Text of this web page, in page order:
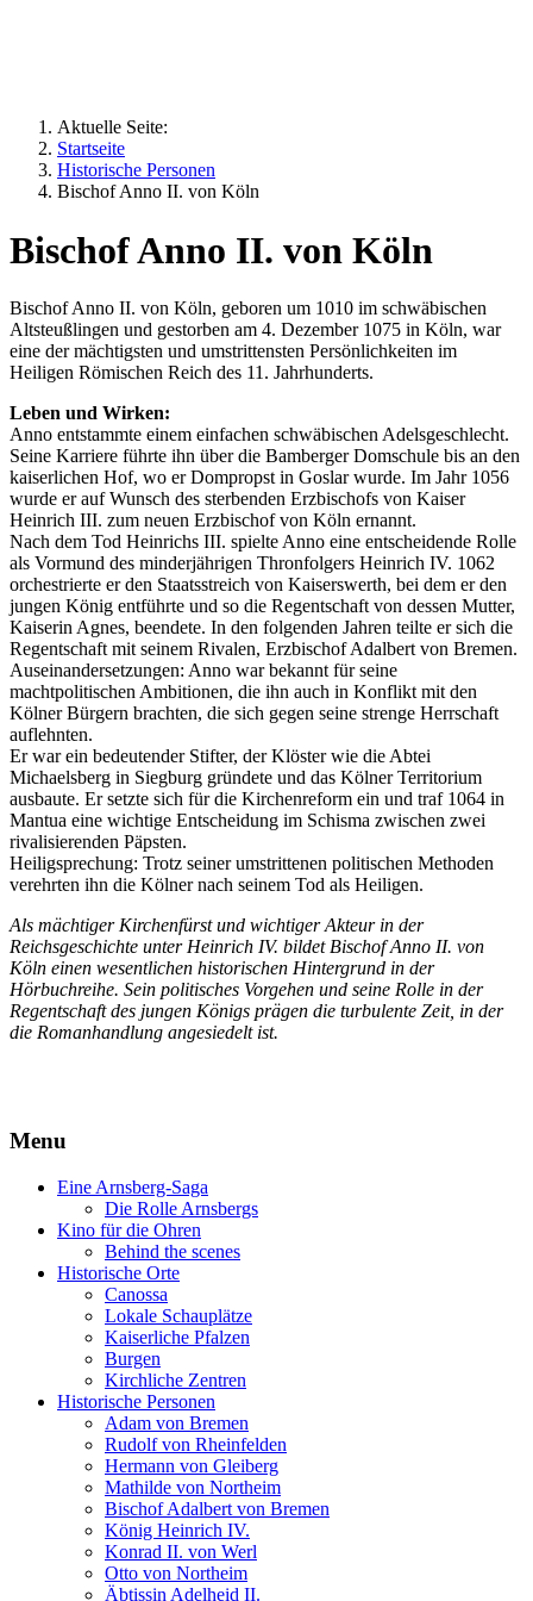
Aktuelle Seite:
Startseite
Historische Personen
Bischof Anno II. von Köln
Bischof Anno II. von Köln
Bischof Anno II. von Köln, geboren um 1010 im schwäbischen
Altsteußlingen und gestorben am 4. Dezember 1075 in Köln, war
eine der mächtigsten und umstrittensten Persönlichkeiten im
Heiligen Römischen Reich des 11. Jahrhunderts.
Leben und Wirken:
Anno entstammte einem einfachen schwäbischen Adelsgeschlecht.
Seine Karriere führte ihn über die Bamberger Domschule bis an den
kaiserlichen Hof, wo er Dompropst in Goslar wurde. Im Jahr 1056
wurde er auf Wunsch des sterbenden Erzbischofs von Kaiser
Heinrich III. zum neuen Erzbischof von Köln ernannt.
Nach dem Tod Heinrichs III. spielte Anno eine entscheidende Rolle
als Vormund des minderjährigen Thronfolgers Heinrich IV. 1062
orchestrierte er den Staatsstreich von Kaiserswerth, bei dem er den
jungen König entführte und so die Regentschaft von dessen Mutter,
Kaiserin Agnes, beendete. In den folgenden Jahren teilte er sich die
Regentschaft mit seinem Rivalen, Erzbischof Adalbert von Bremen.
Auseinandersetzungen: Anno war bekannt für seine
machtpolitischen Ambitionen, die ihn auch in Konflikt mit den
Kölner Bürgern brachten, die sich gegen seine strenge Herrschaft
auflehnten.
Er war ein bedeutender Stifter, der Klöster wie die Abtei
Michaelsberg in Siegburg gründete und das Kölner Territorium
ausbaute. Er setzte sich für die Kirchenreform ein und traf 1064 in
Mantua eine wichtige Entscheidung im Schisma zwischen zwei
rivalisierenden Päpsten.
Heiligsprechung: Trotz seiner umstrittenen politischen Methoden
verehrten ihn die Kölner nach seinem Tod als Heiligen.
Als mächtiger Kirchenfürst und wichtiger Akteur in der
Reichsgeschichte unter Heinrich IV. bildet Bischof Anno II. von
Köln einen wesentlichen historischen Hintergrund in der
Hörbuchreihe. Sein politisches Vorgehen und seine Rolle in der
Regentschaft des jungen Königs prägen die turbulente Zeit, in der
die Romanhandlung angesiedelt ist.
Menu
Eine Arnsberg-Saga
Die Rolle Arnsbergs
Kino für die Ohren
Behind the scenes
Historische Orte
Canossa
Lokale Schauplätze
Kaiserliche Pfalzen
Burgen
Kirchliche Zentren
Historische Personen
Adam von Bremen
Rudolf von Rheinfelden
Hermann von Gleiberg
Mathilde von Northeim
Bischof Adalbert von Bremen
König Heinrich IV.
Konrad II. von Werl
Otto von Northeim
Äbtissin Adelheid II.